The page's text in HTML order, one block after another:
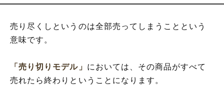
売り尽くしというのは全部売ってしまうことという
意味です。
「売り切りモデル」 においては、その商品がすべて
売れたら終わりということになります。